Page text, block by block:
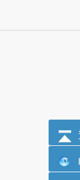
硫酸冷却设备既能